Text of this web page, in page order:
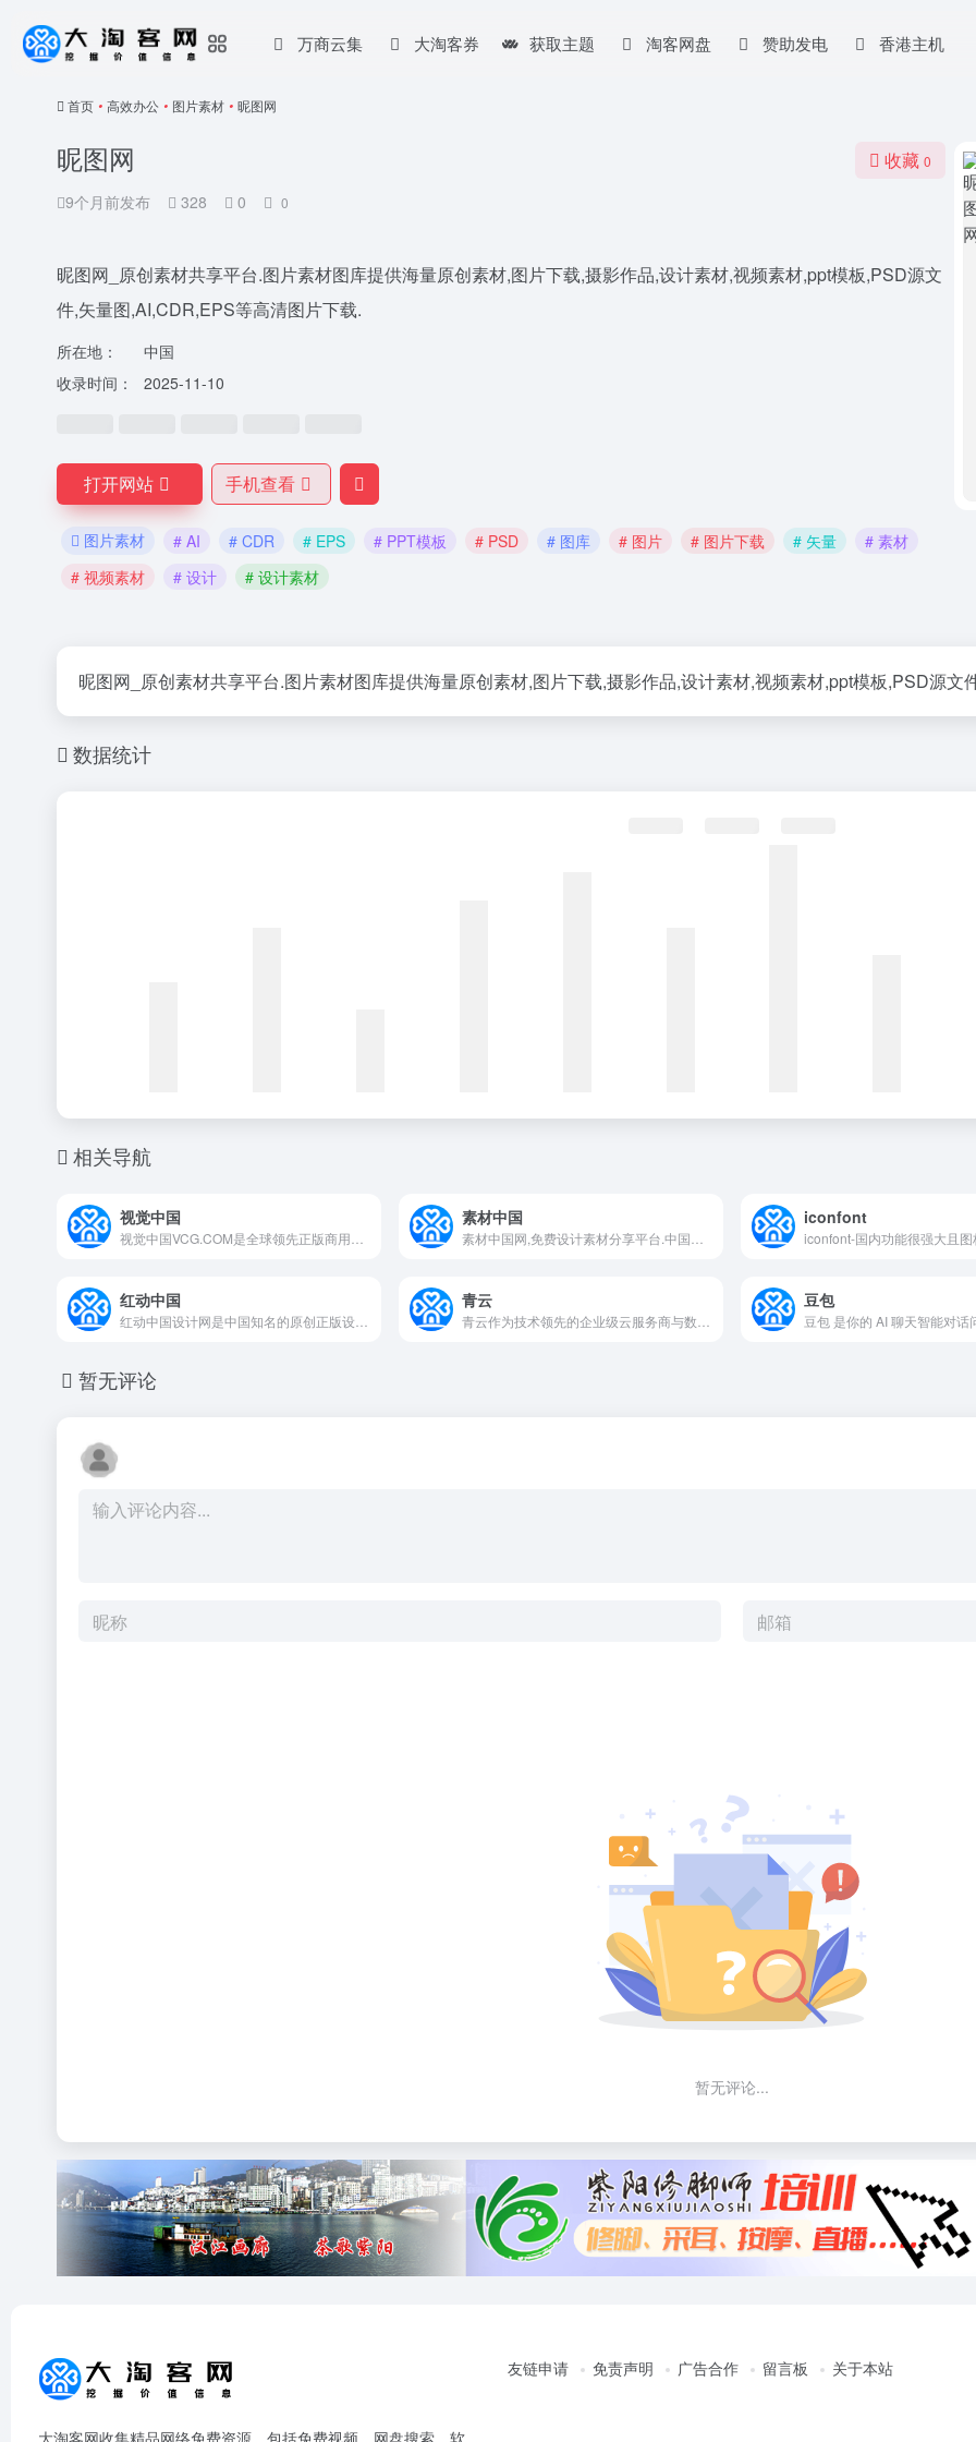
万商云集 大淘客券 获取主题 淘客网盘 赞助发电 香港主机
首页 • 高效办公 • 图片素材 • 昵图网
昵图网
9个月前发布 328 0 0
收藏 0
昵图网_原创素材共享平台.图片素材图库提供海量原创素材,图片下载,摄影作品,设计素材,视频素材,ppt模板,PSD源文
件,矢量图,AI,CDR,EPS等高清图片下载.
所在地：
中国
收录时间：
2025-11-10
打开网站 手机查看
图片素材 # AI # CDR # EPS # PPT模板 # PSD # 图库 # 图片 # 图片下载 # 矢量
# 素材
# 视频素材
# 设计 # 设计素材
昵图网_原创素材共享平台.图片素材图库提供海量原创素材,图片下载,摄影作品,设计素材,视频素材,ppt模板,PSD源
数据统计
相关导航
视觉中国 素材中国 iconfont
红动中国 青云 豆包
暂无评论
暂无评论...
友链申请 免责声明 广告合作 留言板 关于本站